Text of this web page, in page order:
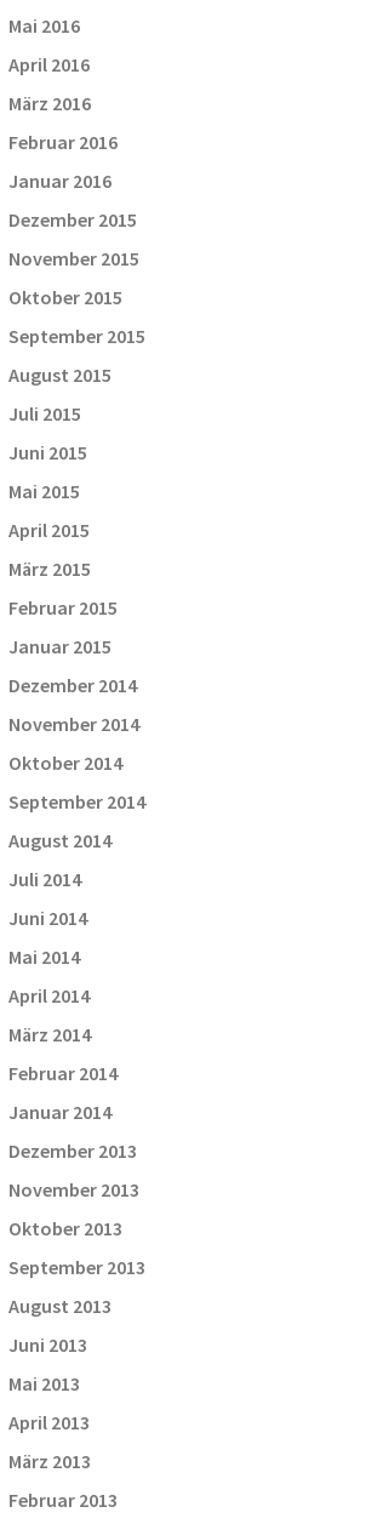
Mai 2016
April 2016
März 2016
Februar 2016
Januar 2016
Dezember 2015
November 2015
Oktober 2015
September 2015
August 2015
Juli 2015
Juni 2015
Mai 2015
April 2015
März 2015
Februar 2015
Januar 2015
Dezember 2014
November 2014
Oktober 2014
September 2014
August 2014
Juli 2014
Juni 2014
Mai 2014
April 2014
März 2014
Februar 2014
Januar 2014
Dezember 2013
November 2013
Oktober 2013
September 2013
August 2013
Juni 2013
Mai 2013
April 2013
März 2013
Februar 2013